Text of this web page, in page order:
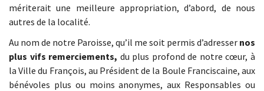
mériterait une meilleure appropriation, d’abord, de nous
autres de la localité.
Au nom de notre Paroisse, qu’il me soit permis d’adresser nos
plus vifs remerciements, du plus profond de notre cœur, à
la Ville du François, au Président de la Boule Franciscaine, aux
bénévoles plus ou moins anonymes, aux Responsables ou